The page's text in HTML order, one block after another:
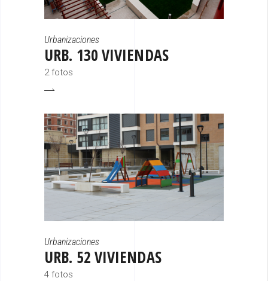
Urbanizaciones
URB. 130 VIVIENDAS
2 fotos
Urbanizaciones
URB. 52 VIVIENDAS
4 fotos